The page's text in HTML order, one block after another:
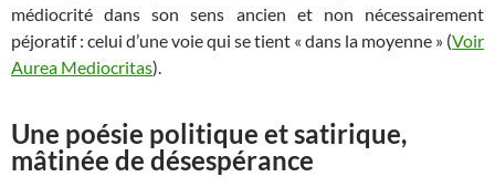
médiocrité dans son sens ancien et non nécessairement
péjoratif : celui d’une voie qui se tient « dans la moyenne » (Voir
Aurea Mediocritas).
Une poésie politique et satirique,
mâtinée de désespérance